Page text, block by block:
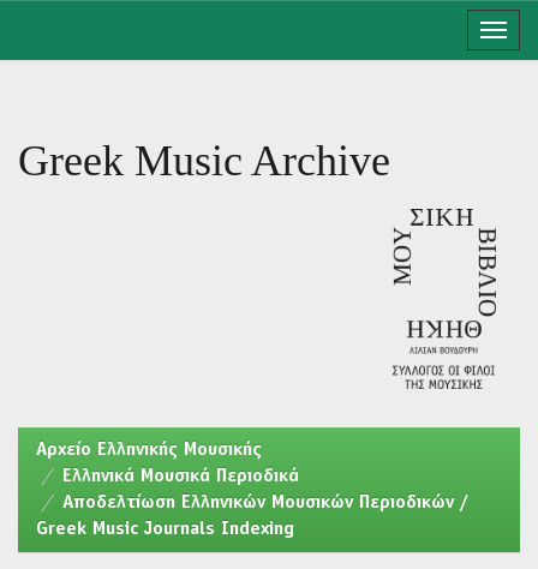
Greek Music Archive
Aρχείο Ελληνικής Μουσικής
Ελληνικά Μουσικά Περιοδικά
Αποδελτίωση Ελληνικών Μουσικών Περιοδικών /
Greek Music Journals Indexing